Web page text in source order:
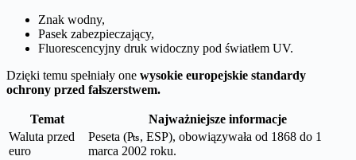
Znak wodny,
Pasek zabezpieczający,
Fluorescencyjny druk widoczny pod światłem UV.
Dzięki temu spełniały one wysokie europejskie standardy
ochrony przed fałszerstwem.
Temat
Najważniejsze informacje
Waluta przed
euro
Peseta (₧, ESP), obowiązywała od 1868 do 1
marca 2002 roku.